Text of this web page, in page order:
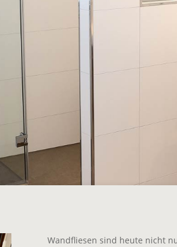
Wandfliesen sind heute nicht